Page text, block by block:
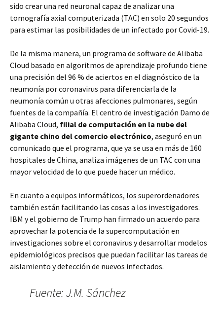
sido crear una red neuronal capaz de analizar una
tomografía axial computerizada (TAC) en solo 20 segundos
para estimar las posibilidades de un infectado por Covid-19.
De la misma manera, un programa de software de Alibaba
Cloud basado en algoritmos de aprendizaje profundo tiene
una precisión del 96 % de aciertos en el diagnóstico de la
neumonía por coronavirus para diferenciarla de la
neumonía común u otras afecciones pulmonares, según
fuentes de la compañía. El centro de investigación Damo de
Alibaba Cloud, filial de computación en la nube del
gigante chino del comercio electrónico, aseguró en un
comunicado que el programa, que ya se usa en más de 160
hospitales de China, analiza imágenes de un TAC con una
mayor velocidad de lo que puede hacer un médico.
En cuanto a equipos informáticos, los superordenadores
también están facilitando las cosas a los investigadores.
IBM y el gobierno de Trump han firmado un acuerdo para
aprovechar la potencia de la supercomputación en
investigaciones sobre el coronavirus y desarrollar modelos
epidemiológicos precisos que puedan facilitar las tareas de
aislamiento y detección de nuevos infectados.
Fuente: J.M. Sánchez